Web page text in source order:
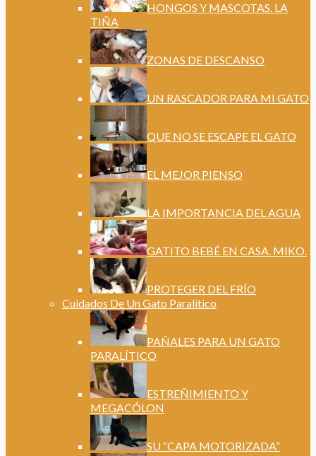
HONGOS Y MASCOTAS. LA
TIÑA
ZONAS DE DESCANSO
UN RASCADOR PARA MI GATO
QUE NO SE ESCAPE EL GATO
EL MEJOR PIENSO
LA IMPORTANCIA DEL AGUA
GATITO BEBÉ EN CASA. MIKO.
PROTEGER DEL FRÍO
Cuidados De Un Gato Paralítico
PAÑALES PARA UN GATO
PARALÍTICO
ESTREÑIMIENTO Y
MEGACÓLON
SU “CAPA MOTORIZADA”